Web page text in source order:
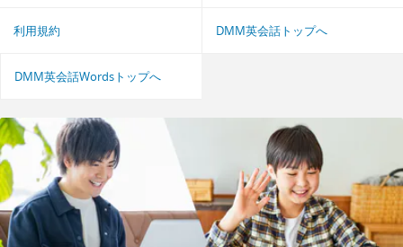
利用規約 DMM英会話トップへ
DMM英会話Wordsトップへ